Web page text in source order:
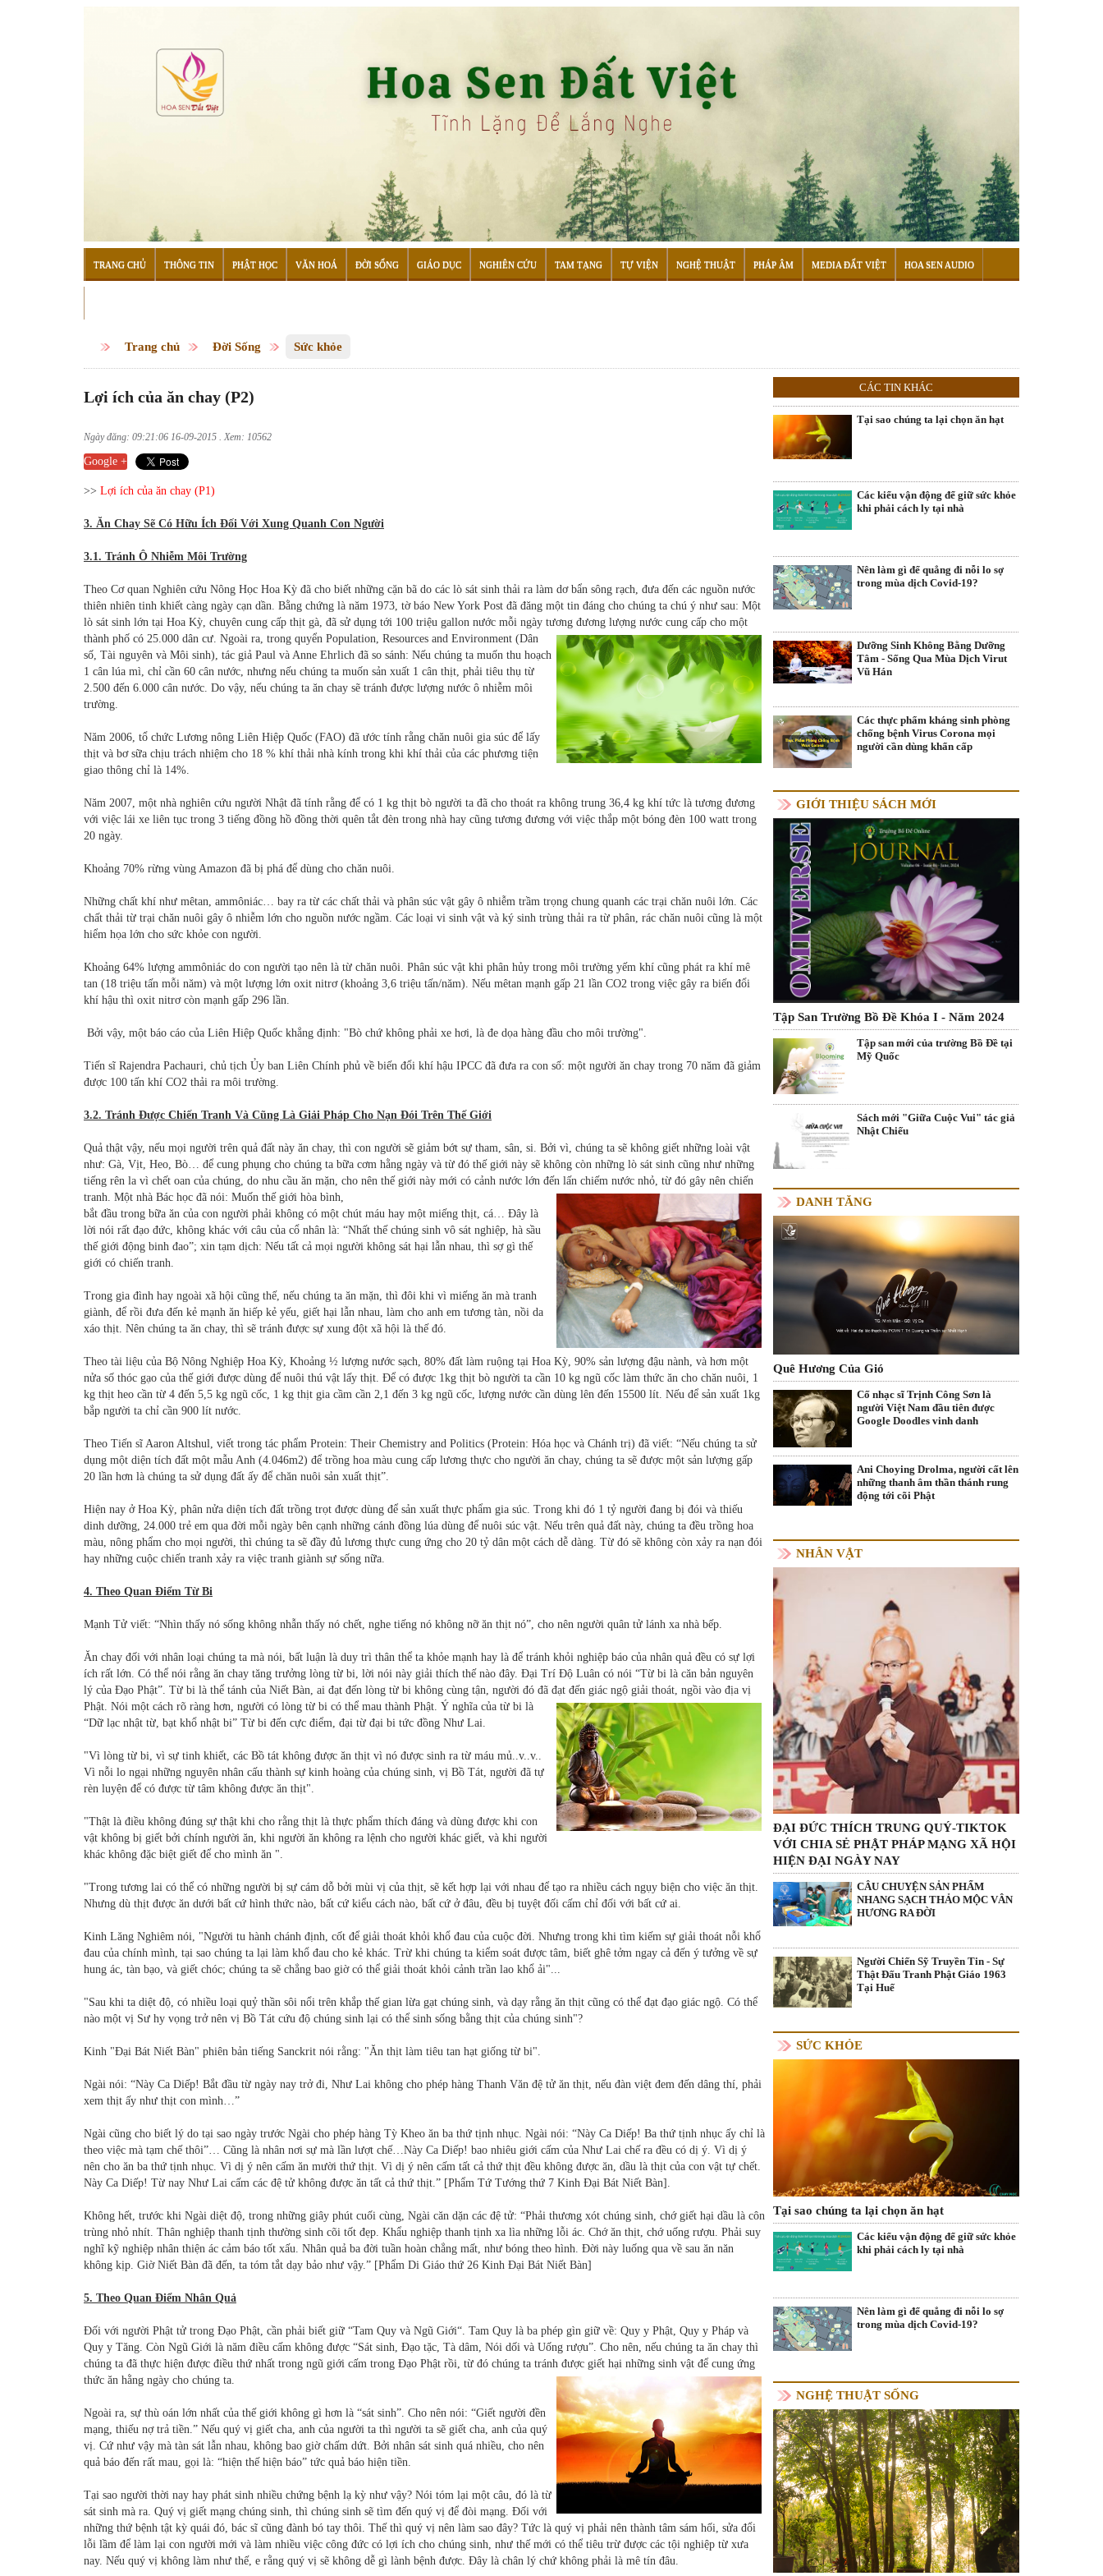
TRANG CHỦ THÔNG TIN PHẬT HỌC VĂN HOÁ ĐỜI SỐNG GIÁO DỤC NGHIÊN CỨU TAM TẠNG TỰ VIỆN NGHỆ THUẬT PHÁP ÂM MEDIA ĐẤT VIỆT HOA SEN AUDIO
Trang chủ Đời Sống Sức khỏe
Lợi ích của ăn chay (P2)
Ngày đăng: 09:21:06 16-09-2015 . Xem: 10562
Google +
>> Lợi ích của ăn chay (P1)
3. Ăn Chay Sẽ Có Hữu Ích Đối Với Xung Quanh Con Người
3.1. Tránh Ô Nhiễm Môi Trường
Theo Cơ quan Nghiên cứu Nông Học Hoa Kỳ đã cho biết những cặn bã do các lò sát sinh thải ra làm dơ bẩn sông rạch, đưa đến các nguồn nước
thiên nhiên tinh khiết càng ngày cạn dần. Bằng chứng là năm 1973, tờ báo New York Post đã đăng một tin đáng cho chúng ta chú ý như sau: Một
lò sát sinh lớn tại Hoa Kỳ, chuyên cung cấp thịt gà, đã sử dụng tới 100 triệu gallon nước mỗi ngày tương đương lượng nước cung cấp cho một
thành phố có 25.000 dân cư. Ngoài ra, trong quyển Population, Resources and Environment (Dân
số, Tài nguyên và Môi sinh), tác giả Paul và Anne Ehrlich đã so sánh: Nếu chúng ta muốn thu hoạch
1 cân lúa mì, chỉ cần 60 cân nước, nhưng nếu chúng ta muốn sản xuất 1 cân thịt, phải tiêu thụ từ
2.500 đến 6.000 cân nước. Do vậy, nếu chúng ta ăn chay sẽ tránh được lượng nước ô nhiễm môi
trường.
Năm 2006, tổ chức Lương nông Liên Hiệp Quốc (FAO) đã ước tính rằng chăn nuôi gia súc để lấy
thịt và bơ sữa chịu trách nhiệm cho 18 % khí thải nhà kính trong khi khí thải của các phương tiện
giao thông chỉ là 14%.
Năm 2007, một nhà nghiên cứu người Nhật đã tính rằng để có 1 kg thịt bò người ta đã cho thoát ra không trung 36,4 kg khí tức là tương đương
với việc lái xe liên tục trong 3 tiếng đồng hồ đồng thời quên tắt đèn trong nhà hay cũng tương đương với việc thắp một bóng đèn 100 watt trong
20 ngày.
Khoảng 70% rừng vùng Amazon đã bị phá để dùng cho chăn nuôi.
Những chất khí như mêtan, ammôniác… bay ra từ các chất thải và phân súc vật gây ô nhiễm trầm trọng chung quanh các trại chăn nuôi lớn. Các
chất thải từ trại chăn nuôi gây ô nhiễm lớn cho nguồn nước ngầm. Các loại vi sinh vật và ký sinh trùng thải ra từ phân, rác chăn nuôi cũng là một
hiểm họa lớn cho sức khỏe con người.
Khoảng 64% lượng ammôniác do con người tạo nên là từ chăn nuôi. Phân súc vật khi phân hủy trong môi trường yếm khí cũng phát ra khí mê
tan (18 triệu tấn mỗi năm) và một lượng lớn oxit nitrơ (khoảng 3,6 triệu tấn/năm). Nếu mêtan mạnh gấp 21 lần CO2 trong việc gây ra biến đổi
khí hậu thì oxit nitrơ còn mạnh gấp 296 lần.
Bởi vậy, một báo cáo của Liên Hiệp Quốc khẳng định: "Bò chứ không phải xe hơi, là đe dọa hàng đầu cho môi trường".
Tiến sĩ Rajendra Pachauri, chủ tịch Ủy ban Liên Chính phủ về biến đổi khí hậu IPCC đã đưa ra con số: một người ăn chay trong 70 năm đã giảm
được 100 tấn khí CO2 thải ra môi trường.
3.2. Tránh Được Chiến Tranh Và Cũng Là Giải Pháp Cho Nạn Đói Trên Thế Giới
Quả thật vậy, nếu mọi người trên quả đất này ăn chay, thì con người sẽ giảm bớt sự tham, sân, si. Bởi vì, chúng ta sẽ không giết những loài vật
như: Gà, Vịt, Heo, Bò… để cung phụng cho chúng ta bữa cơm hằng ngày và từ đó thế giới này sẽ không còn những lò sát sinh cũng như những
tiếng rên la vì chết oan của chúng, do nhu cầu ăn mặn, cho nên thế giới này mới có cảnh nước lớn đến lấn chiếm nước nhỏ, từ đó gây nên chiến
tranh. Một nhà Bác học đã nói: Muốn thế giới hòa bình,
bắt đầu trong bữa ăn của con người phải không có một chút máu hay một miếng thịt, cá… Đây là
lời nói rất đạo đức, không khác với câu của cổ nhân là: “Nhất thế chúng sinh vô sát nghiệp, hà sầu
thế giới động binh đao”; xin tạm dịch: Nếu tất cả mọi người không sát hại lẫn nhau, thì sợ gì thế
giới có chiến tranh.
Trong gia đình hay ngoài xã hội cũng thế, nếu chúng ta ăn mặn, thì đôi khi vì miếng ăn mà tranh
giành, để rồi đưa đến kẻ mạnh ăn hiếp kẻ yếu, giết hại lẫn nhau, làm cho anh em tương tàn, nồi da
xáo thịt. Nên chúng ta ăn chay, thì sẽ tránh được sự xung đột xã hội là thế đó.
Theo tài liệu của Bộ Nông Nghiệp Hoa Kỳ, Khoảng ½ lượng nước sạch, 80% đất làm ruộng tại Hoa Kỳ, 90% sản lượng đậu nành, và hơn một
nửa số thóc gạo của thế giới được dùng để nuôi thú vật lấy thịt. Để có được 1kg thịt bò người ta cần 10 kg ngũ cốc làm thức ăn cho chăn nuôi, 1
kg thịt heo cần từ 4 đến 5,5 kg ngũ cốc, 1 kg thịt gia cầm cần 2,1 đến 3 kg ngũ cốc, lượng nước cần dùng lên đến 15500 lít. Nếu để sản xuất 1kg
bắp người ta chỉ cần 900 lít nước.
Theo Tiến sĩ Aaron Altshul, viết trong tác phẩm Protein: Their Chemistry and Politics (Protein: Hóa học và Chánh trị) đã viết: “Nếu chúng ta sử
dụng một diện tích đất một mẫu Anh (4.046m2) để trồng hoa màu cung cấp lương thực cho người ăn chay, chúng ta sẽ được một sản lượng gấp
20 lần hơn là chúng ta sử dụng đất ấy để chăn nuôi sản xuất thịt”.
Hiện nay ở Hoa Kỳ, phân nửa diện tích đất trồng trọt được dùng để sản xuất thực phẩm gia súc. Trong khi đó 1 tỷ người đang bị đói và thiếu
dinh dưỡng, 24.000 trẻ em qua đời mỗi ngày bên cạnh những cánh đồng lúa dùng để nuôi súc vật. Nếu trên quả đất này, chúng ta đều trồng hoa
màu, nông phẩm cho mọi người, thì chúng ta sẽ đầy đủ lương thực cung ứng cho 20 tỷ dân một cách dễ dàng. Từ đó sẽ không còn xảy ra nạn đói
hay những cuộc chiến tranh xảy ra việc tranh giành sự sống nữa.
4. Theo Quan Điểm Từ Bi
Mạnh Tử viết: “Nhìn thấy nó sống không nhẫn thấy nó chết, nghe tiếng nó không nỡ ăn thịt nó”, cho nên người quân tử lánh xa nhà bếp.
Ăn chay đối với nhân loại chúng ta mà nói, bất luận là duy trì thân thể ta khỏe mạnh hay là để tránh khỏi nghiệp báo của nhân quả đều có sự lợi
ích rất lớn. Có thể nói rằng ăn chay tăng trưởng lòng từ bi, lời nói này giải thích thế nào đây. Đại Trí Độ Luân có nói “Từ bi là căn bản nguyên
lý của Đạo Phật”. Từ bi là thể tánh của Niết Bàn, ai đạt đến lòng từ bi không cùng tận, người đó đã đạt đến giác ngộ giải thoát, ngồi vào địa vị
Phật. Nói một cách rõ ràng hơn, người có lòng từ bi có thể mau thành Phật. Ý nghĩa của từ bi là
“Dữ lạc nhật từ, bạt khổ nhật bi” Từ bi đến cực điểm, đại từ đại bi tức đồng Như Lai.
"Vì lòng từ bi, vì sự tinh khiết, các Bồ tát không được ăn thịt vì nó được sinh ra từ máu mủ..v..v..
Vì nỗi lo ngại những nguyên nhân cấu thành sự kinh hoàng của chúng sinh, vị Bồ Tát, người đã tự
rèn luyện để có được từ tâm không được ăn thịt".
"Thật là điều không đúng sự thật khi cho rằng thịt là thực phẩm thích đáng và dùng được khi con
vật không bị giết bởi chính người ăn, khi người ăn không ra lệnh cho người khác giết, và khi người
khác không đặc biệt giết để cho mình ăn ".
"Trong tương lai có thể có những người bị sự cám dỗ bởi mùi vị của thịt, sẽ kết hợp lại với nhau để tạo ra nhiều cách ngụy biện cho việc ăn thịt.
Nhưng dù thịt được ăn dưới bất cứ hình thức nào, bất cứ kiểu cách nào, bất cứ ở đâu, đều bị tuyệt đối cấm chỉ đối với bất cứ ai.
Kinh Lăng Nghiêm nói, "Người tu hành chánh định, cốt để giải thoát khỏi khổ đau của cuộc đời. Nhưng trong khi tìm kiếm sự giải thoát nỗi khổ
đau của chính mình, tại sao chúng ta lại làm khổ đau cho kẻ khác. Trừ khi chúng ta kiểm soát được tâm, biết ghê tởm ngay cả đến ý tưởng về sự
hung ác, tàn bạo, và giết chóc; chúng ta sẽ chẳng bao giờ có thể giải thoát khỏi cảnh trần lao khổ ải"...
"Sau khi ta diệt độ, có nhiều loại quỷ thần sôi nổi trên khắp thế gian lừa gạt chúng sinh, và dạy rằng ăn thịt cũng có thể đạt đạo giác ngộ. Có thể
nào một vị Sư hy vọng trở nên vị Bồ Tát cứu độ chúng sinh lại có thể sinh sống bằng thịt của chúng sinh"?
Kinh "Đại Bát Niết Bàn" phiên bản tiếng Sanckrit nói rằng: "Ăn thịt làm tiêu tan hạt giống từ bi".
Ngài nói: “Này Ca Diếp! Bắt đầu từ ngày nay trở đi, Như Lai không cho phép hàng Thanh Văn đệ tử ăn thịt, nếu đàn việt đem đến dâng thí, phải
xem thịt ấy như thịt con mình…”
Ngài cũng cho biết lý do tại sao ngày trước Ngài cho phép hàng Tỳ Kheo ăn ba thứ tịnh nhục. Ngài nói: “Này Ca Diếp! Ba thứ tịnh nhục ấy chỉ là
theo việc mà tạm chế thôi”… Cũng là nhân nơi sự mà lần lượt chế…Này Ca Diếp! bao nhiêu giới cấm của Như Lai chế ra đều có dị ý. Vì dị ý
nên cho ăn ba thứ tịnh nhục. Vì dị ý nên cấm ăn mười thứ thịt. Vì dị ý nên cấm tất cả thứ thịt đều không được ăn, dầu là thịt của con vật tự chết.
Này Ca Diếp! Từ nay Như Lai cấm các đệ tử không được ăn tất cả thứ thịt.” [Phẩm Tứ Tướng thứ 7 Kinh Đại Bát Niết Bàn].
Không hết, trước khi Ngài diệt độ, trong những giây phút cuối cùng, Ngài căn dặn các đệ tử: “Phải thương xót chúng sinh, chớ giết hại dầu là côn
trùng nhỏ nhít. Thân nghiệp thanh tịnh thường sinh cõi tốt đẹp. Khẩu nghiệp thanh tịnh xa lìa những lỗi ác. Chớ ăn thịt, chớ uống rượu. Phải suy
nghĩ kỹ nghiệp nhân thiện ác cảm báo tốt xấu. Nhân quả ba đời tuần hoàn chẳng mất, như bóng theo hình. Đời này luống qua về sau ăn năn
không kịp. Giờ Niết Bàn đã đến, ta tóm tắt dạy bảo như vậy.” [Phẩm Di Giáo thứ 26 Kinh Đại Bát Niết Bàn]
5. Theo Quan Điểm Nhân Quả
Đối với người Phật tử trong Đạo Phật, cần phải biết giữ “Tam Quy và Ngũ Giới“. Tam Quy là ba phép gìn giữ về: Quy y Phật, Quy y Pháp và
Quy y Tăng. Còn Ngũ Giới là năm điều cấm không được “Sát sinh, Đạo tặc, Tà dâm, Nói dối và Uống rượu”. Cho nên, nếu chúng ta ăn chay thì
chúng ta đã thực hiện được điều thứ nhất trong ngũ giới cấm trong Đạo Phật rồi, từ đó chúng ta tránh được giết hại những sinh vật để cung ứng
thức ăn hằng ngày cho chúng ta.
Ngoài ra, sự thù oán lớn nhất của thế giới không gì hơn là “sát sinh”. Cho nên nói: “Giết người đền
mạng, thiếu nợ trả tiền.” Nếu quý vị giết cha, anh của người ta thì người ta sẽ giết cha, anh của quý
vị. Cứ như vậy mà tàn sát lẫn nhau, không bao giờ chấm dứt. Bởi nhân sát sinh quá nhiều, cho nên
quả báo đến rất mau, gọi là: “hiện thế hiện báo” tức quả báo hiện tiền.
Tại sao người thời nay hay phát sinh nhiều chứng bệnh lạ kỳ như vậy? Nói tóm lại một câu, đó là từ
sát sinh mà ra. Quý vị giết mạng chúng sinh, thì chúng sinh sẽ tìm đến quý vị để đòi mạng. Đối với
những thứ bệnh tật kỳ quái đó, bác sĩ cũng đành bó tay thôi. Thế thì quý vị nên làm sao đây? Tức là quý vị phải nên thành tâm sám hối, sửa đổi
lỗi lầm để làm lại con người mới và làm nhiều việc công đức có lợi ích cho chúng sinh, như thế mới có thể tiêu trừ được các tội nghiệp từ xưa
nay. Nếu quý vị không làm như thế, e rằng quý vị sẽ không dễ gì lành bệnh được. Đây là chân lý chứ không phải là mê tín đâu.
CÁC TIN KHÁC
Tại sao chúng ta lại chọn ăn hạt
Các kiểu vận động để giữ sức khỏe
khi phải cách ly tại nhà
Nên làm gì để quẳng đi nỗi lo sợ
trong mùa dịch Covid-19?
Dưỡng Sinh Không Bằng Dưỡng
Tâm - Sống Qua Mùa Dịch Virut
Vũ Hán
Các thực phẩm kháng sinh phòng
chống bệnh Virus Corona mọi
người cần dùng khẩn cấp
GIỚI THIỆU SÁCH MỚI
Tập San Trường Bồ Đề Khóa I - Năm 2024
Tập san mới của trường Bồ Đề tại
Mỹ Quốc
Sách mới "Giữa Cuộc Vui" tác giả
Nhật Chiếu
DANH TĂNG
Quê Hương Của Gió
Cố nhạc sĩ Trịnh Công Sơn là
người Việt Nam đầu tiên được
Google Doodles vinh danh
Ani Choying Drolma, người cất lên
những thanh âm thần thánh rung
động tới cõi Phật
NHÂN VẬT
ĐẠI ĐỨC THÍCH TRUNG QUÝ-TIKTOK
VỚI CHIA SẺ PHẬT PHÁP MẠNG XÃ HỘI
HIỆN ĐẠI NGÀY NAY
CÂU CHUYỆN SẢN PHẨM
NHANG SẠCH THẢO MỘC VÂN
HƯƠNG RA ĐỜI
Người Chiến Sỹ Truyền Tin - Sự
Thật Đấu Tranh Phật Giáo 1963
Tại Huế
SỨC KHỎE
Tại sao chúng ta lại chọn ăn hạt
Các kiểu vận động để giữ sức khỏe
khi phải cách ly tại nhà
Nên làm gì để quẳng đi nỗi lo sợ
trong mùa dịch Covid-19?
NGHỆ THUẬT SỐNG